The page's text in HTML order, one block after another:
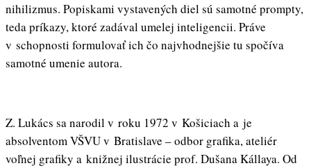
nihilizmus. Popiskami vystavených diel sú samotné prompty,
teda príkazy, ktoré zadával umelej inteligencii. Práve
v schopnosti formulovať ich čo najvhodnejšie tu spočíva
samotné umenie autora.
Z. Lukács sa narodil v roku 1972 v Košiciach a je
absolventom VŠVU v Bratislave – odbor grafika, ateliér
voľnej grafiky a knižnej ilustrácie prof. Dušana Kállaya. Od